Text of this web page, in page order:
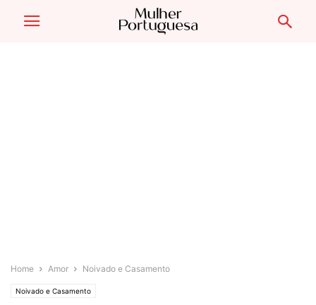
Home Amor Noivado e Casamento
Noivado e Casamento